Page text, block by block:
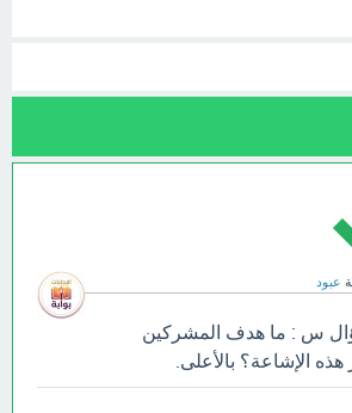
عبود
س : ما هدف المشركين
الإشاعة؟ بالأعلى.